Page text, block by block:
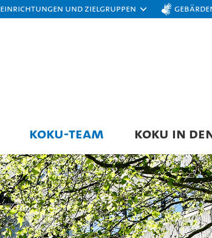
Einrichtungen und Zielgruppen
KOKU-TEAM KOKU IN